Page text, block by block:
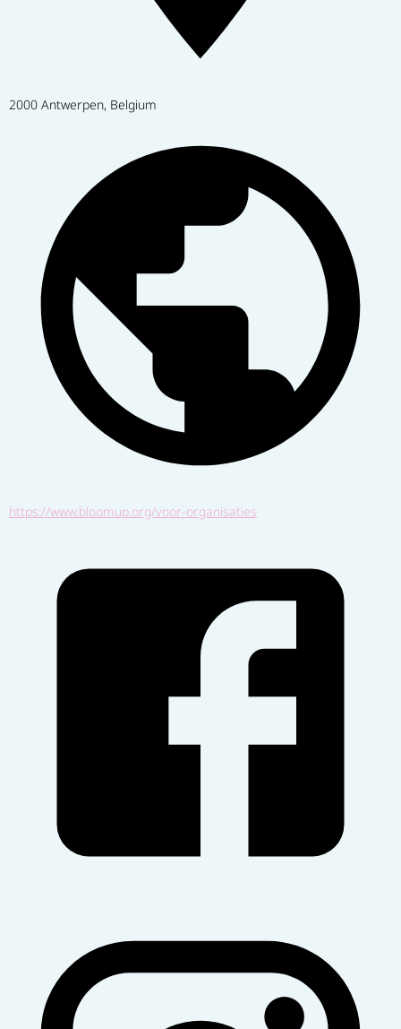
2000 Antwerpen, Belgium
https://www.bloomup.org/voor-organisaties